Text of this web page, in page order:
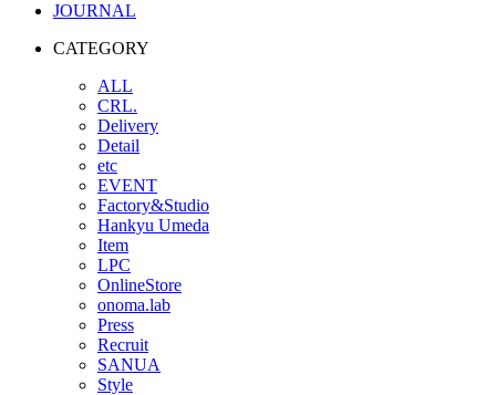
JOURNAL
CATEGORY
ALL
CRL.
Delivery
Detail
etc
EVENT
Factory&Studio
Hankyu Umeda
Item
LPC
OnlineStore
onoma.lab
Press
Recruit
SANUA
Style